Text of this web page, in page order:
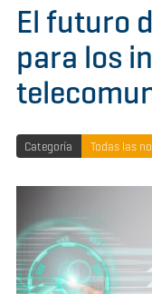
El futuro
para los
Categoría Todas las